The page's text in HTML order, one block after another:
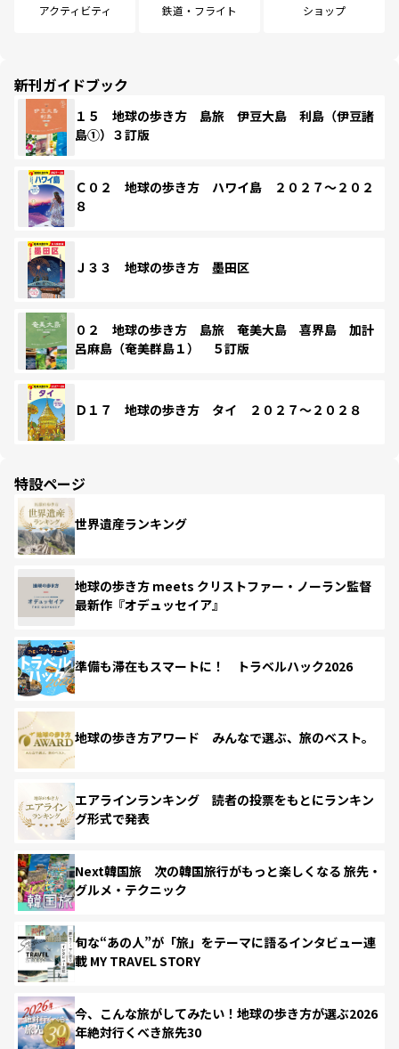
アクティビティ 鉄道・フライト ショップ
新刊ガイドブック
１５ 地球の歩き方 島旅 伊豆大島 利島（伊豆諸
島①）３訂版
Ｃ０２ 地球の歩き方 ハワイ島 ２０２７～２０２
８
Ｊ３３ 地球の歩き方 墨田区
０２ 地球の歩き方 島旅 奄美大島 喜界島 加計
呂麻島（奄美群島１） ５訂版
Ｄ１７ 地球の歩き方 タイ ２０２７～２０２８
特設ページ
世界遺産ランキング
地球の歩き方 meets クリストファー・ノーラン監督
最新作『オデュッセイア』
準備も滞在もスマートに！ トラベルハック2026
地球の歩き方アワード みんなで選ぶ、旅のベスト。
エアラインランキング 読者の投票をもとにランキン
グ形式で発表
Next韓国旅 次の韓国旅行がもっと楽しくなる 旅先・
グルメ・テクニック
旬な“あの人”が「旅」をテーマに語るインタビュー連
載 MY TRAVEL STORY
今、こんな旅がしてみたい！地球の歩き方が選ぶ2026
年絶対行くべき旅先30